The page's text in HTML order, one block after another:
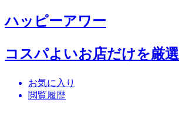
ハッピーアワー
コスパよいお店だけを厳選
お気に入り
閲覧履歴